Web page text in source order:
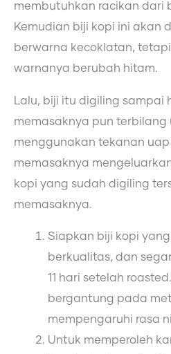
membutuhkan racikan dari
Kemudian biji kopi ini akan
berwarna kecoklatan,
warnanya berubah hitam.
Lalu, biji itu digiling sampai
memasaknya pun terbilang
menggunakan tekanan uap
memasaknya
kopi yang sudah digiling
memasaknya.
Siapkan biji kopi
berkualitas, dan
11 hari setelah
bergantung pada
mempengaruhi rasa
Untuk memperoleh